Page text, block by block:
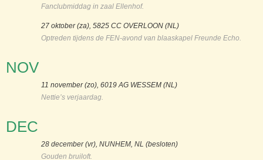
Fanclubmiddag in zaal Ellenhof.
27 oktober (za), 5825 CC OVERLOON (NL)
Optreden tijdens de FEN-avond van blaaskapel Freunde Echo.
NOV
11 november (zo), 6019 AG WESSEM (NL)
Nettie’s verjaardag.
DEC
28 december (vr), NUNHEM, NL (besloten)
Gouden bruiloft.